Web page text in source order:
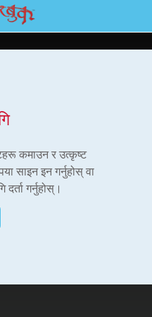
to Content
कमाउन र उत्कृष्ट
साइन इन गर्नुहोस् वा
गर्नुहोस्।